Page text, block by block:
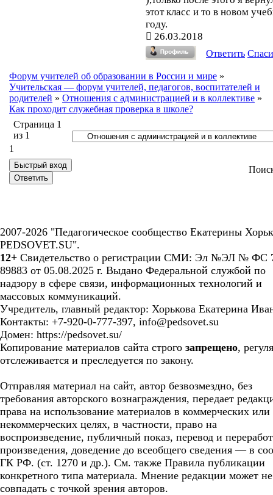
этот класс и то в новом
году.
26.03.2018
Ответить
Форум учителей об образовании в России и мире »
Учительская — форум учителей, педагогов, воспитателей и
родителей » Отношения с администрацией и в коллективе »
Как проходит служебная проверка в школе?
Страница 1
из 1
1
2007-2026 "Педагогическое сообщество Екатерины
PEDSOVET.SU".
12+ Свидетельство о регистрации СМИ: Эл №ЭЛ № ФС
89883 от 05.08.2025 г. Выдано Федеральной службой по
надзору в сфере связи, информационных технологий и
массовых коммуникаций.
Учредитель, главный редактор: Хорькова Екатерина
Контакты: +7-920-0-777-397, info@pedsovet.su
Домен: https://pedsovet.su/
Копирование материалов сайта строго запрещено,
отслеживается и преследуется по закону.
Отправляя материал на сайт, автор безвозмездно, без
требования авторского вознаграждения, передает
права на использование материалов в коммерческих или
некоммерческих целях, в частности, право на
воспроизведение, публичный показ, перевод и
произведения, доведение до всеобщего сведения — в
ГК РФ. (ст. 1270 и др.). См. также Правила публикации
конкретного типа материала. Мнение редакции может не
совпадать с точкой зрения авторов.